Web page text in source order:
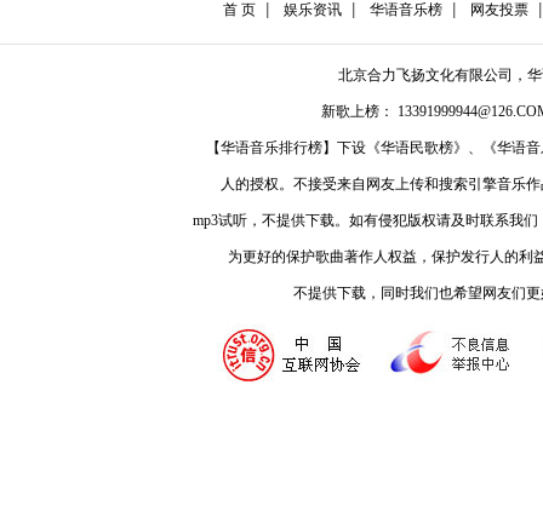
首 页 娱乐资讯 华语音乐榜 网友投票
北京合力飞扬文化有限公司，
新歌上榜：
【华语音乐排行榜】下设《华语民歌榜》、《华语
人的授权。不接受来自网友上传和搜索引擎音乐
mp3试听，不提供下载。如有侵犯版权请及时联系我
为更好的保护歌曲著作人权益，保护发行人的
不提供下载，同时我们也希望网友们